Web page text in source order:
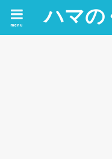
ハマの
menu